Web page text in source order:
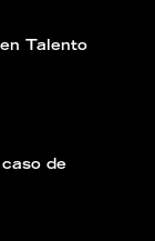
Talento
de